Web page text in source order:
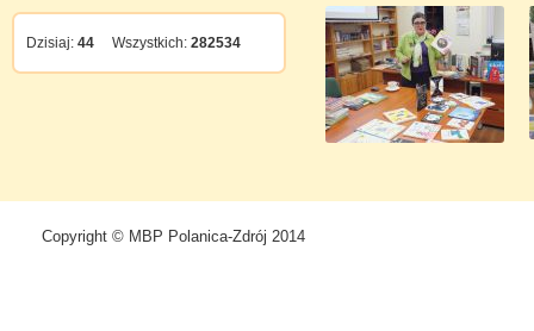
Dzisiaj: 44 Wszystkich: 282534
Copyright © MBP Polanica-Zdrój 2014